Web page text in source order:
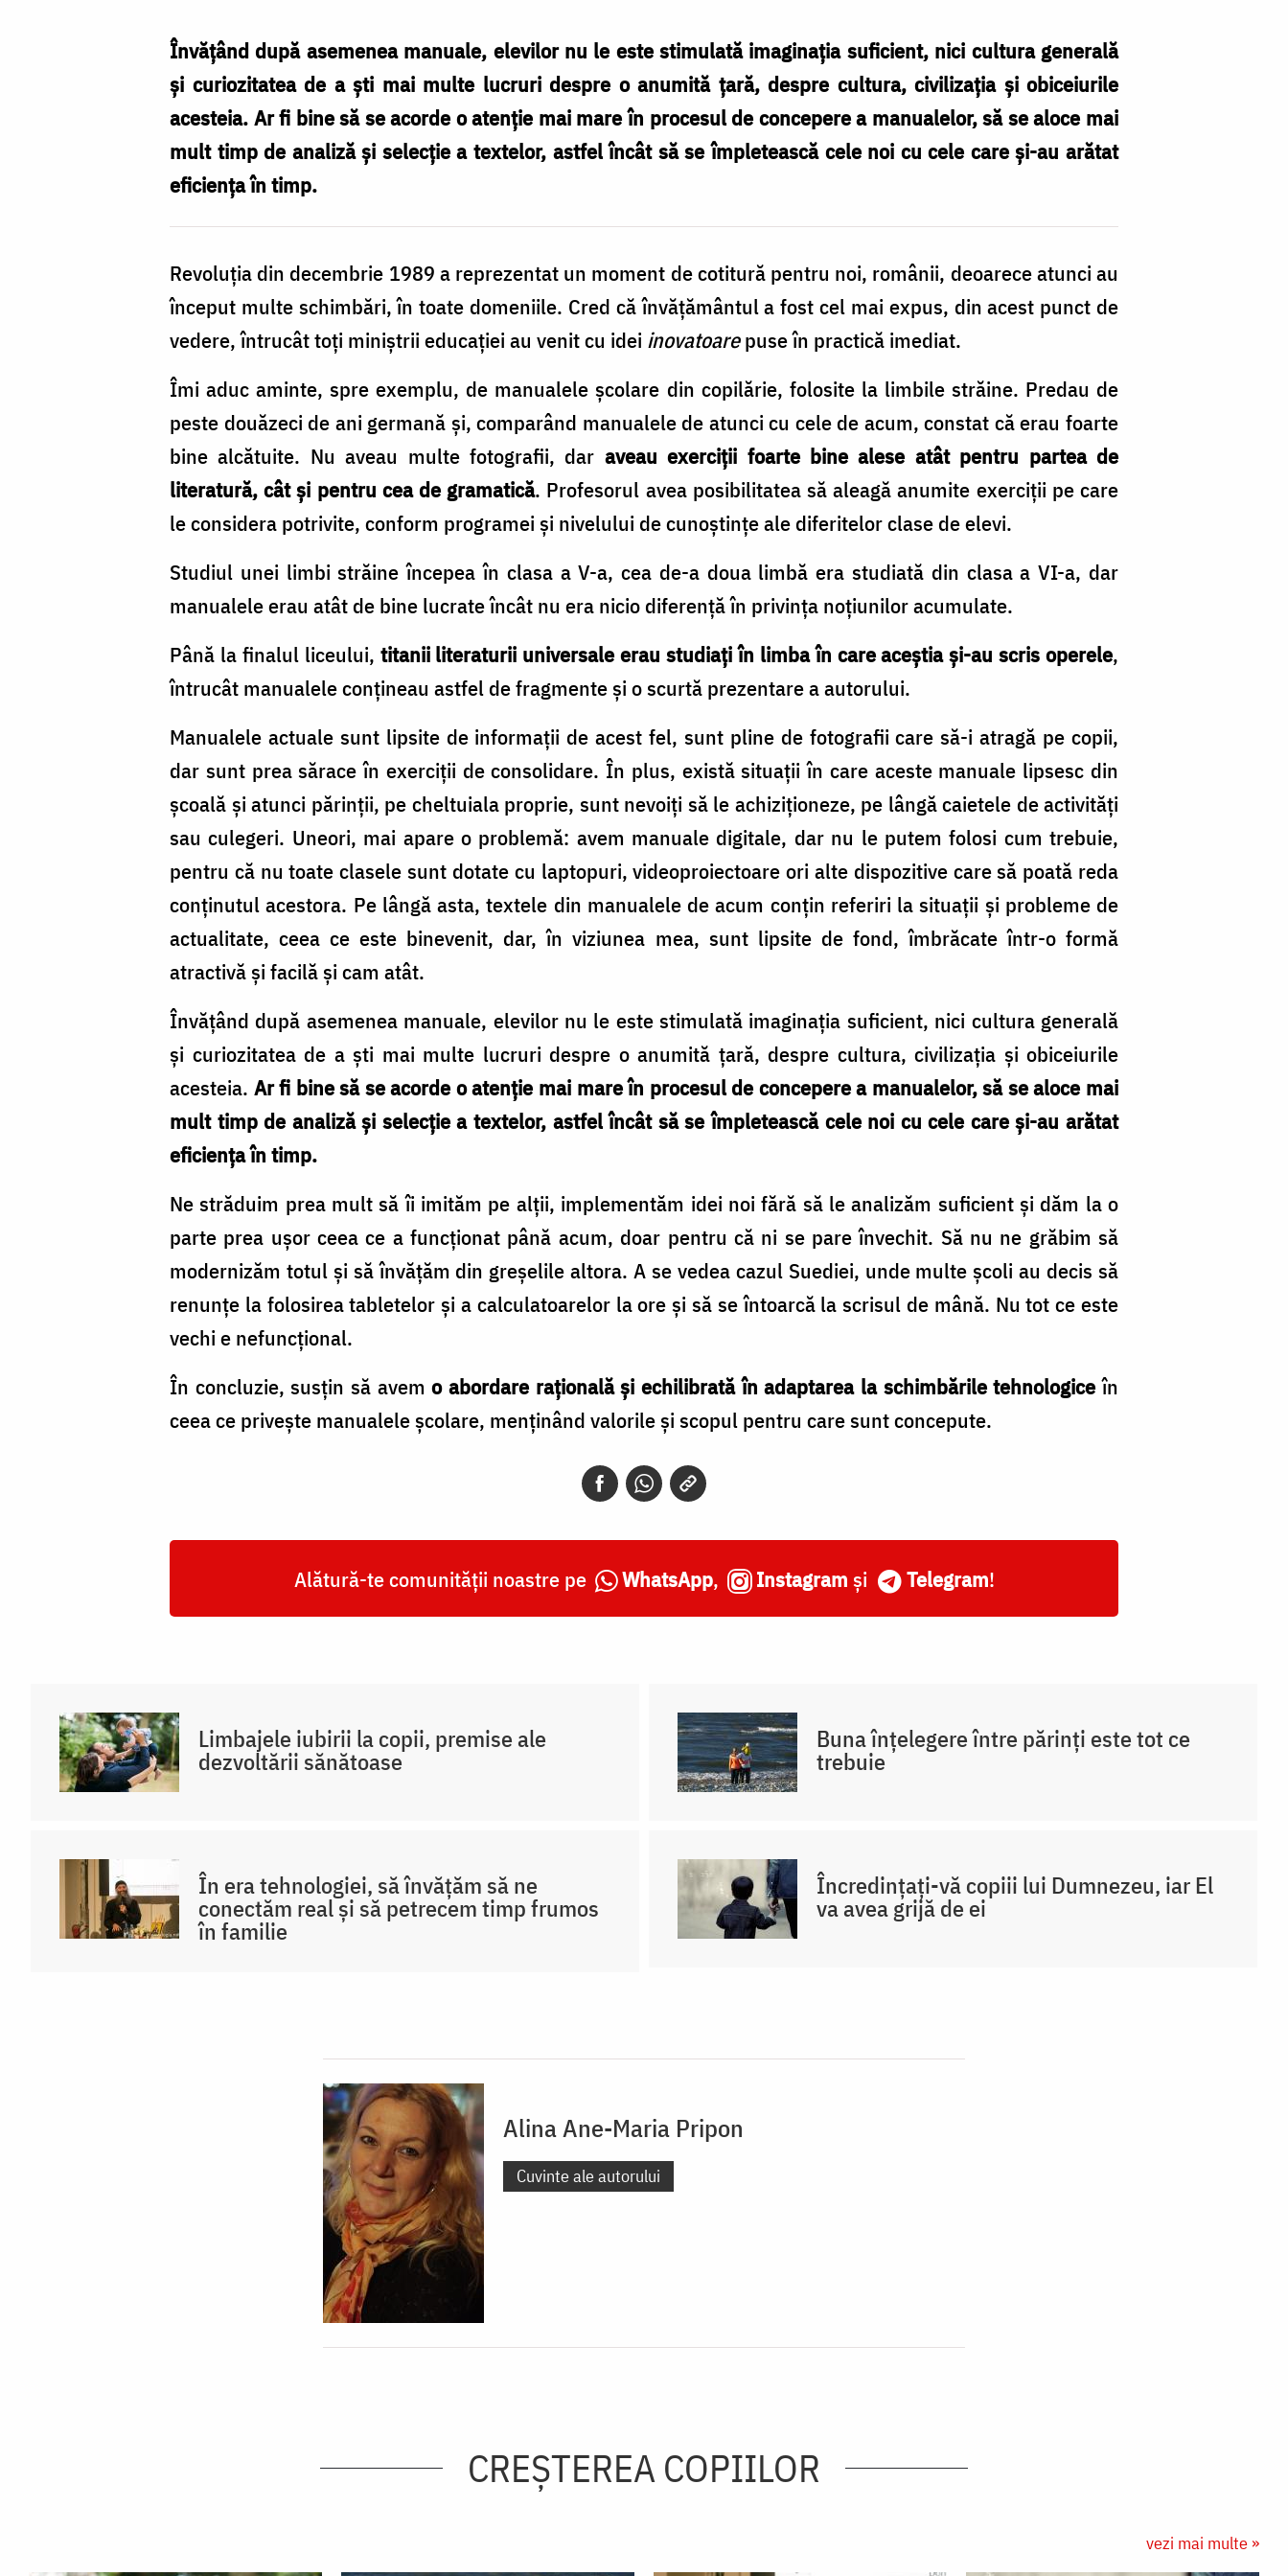
Învățând după asemenea manuale, elevilor nu le este stimulată imaginația suficient, nici cultura generală
și curiozitatea de a ști mai multe lucruri despre o anumită țară, despre cultura, civilizația și obiceiurile
acesteia. Ar fi bine să se acorde o atenție mai mare în procesul de concepere a manualelor, să se aloce mai
mult timp de analiză și selecție a textelor, astfel încât să se împletească cele noi cu cele care și-au arătat
eficiența în timp.
Revoluția din decembrie 1989 a reprezentat un moment de cotitură pentru noi, românii, deoarece atunci au
început multe schimbări, în toate domeniile. Cred că învățământul a fost cel mai expus, din acest punct de
vedere, întrucât toți miniștrii educației au venit cu idei inovatoarepuse în practică imediat.
Îmi aduc aminte, spre exemplu, de manualele școlare din copilărie, folosite la limbile străine. Predau de
peste douăzeci de ani germană și, comparând manualele de atunci cu cele de acum, constat că erau foarte
bine alcătuite. Nu aveau multe fotografii, dar aveau exerciții foarte bine alese atât pentru partea de
literatură, cât și pentru cea de gramatică. Profesorul avea posibilitatea să aleagă anumite exerciții pe care
le considera potrivite, conform programei și nivelului de cunoștințe ale diferitelor clase de elevi.
Studiul unei limbi străine începea în clasa a V-a, cea de-a doua limbă era studiată din clasa a VI-a, dar
manualele erau atât de bine lucrate încât nu era nicio diferență în privința noțiunilor acumulate.
Până la finalul liceului, titanii literaturii universale erau studiați în limba în care aceștia și-au scris operele,
întrucât manualele conțineau astfel de fragmente și o scurtă prezentare a autorului.
Manualele actuale sunt lipsite de informații de acest fel, sunt pline de fotografii care să-i atragă pe copii,
dar sunt prea sărace în exerciții de consolidare. În plus, există situații în care aceste manuale lipsesc din
școală și atunci părinții, pe cheltuiala proprie, sunt nevoiți să le achiziționeze, pe lângă caietele de activități
sau culegeri. Uneori, mai apare o problemă: avem manuale digitale, dar nu le putem folosi cum trebuie,
pentru că nu toate clasele sunt dotate cu laptopuri, videoproiectoare ori alte dispozitive care să poată reda
conținutul acestora. Pe lângă asta, textele din manualele de acum conțin referiri la situații și probleme de
actualitate, ceea ce este binevenit, dar, în viziunea mea, sunt lipsite de fond, îmbrăcate într-o formă
atractivă și facilă și cam atât.
Învățând după asemenea manuale, elevilor nu le este stimulată imaginația suficient, nici cultura generală
și curiozitatea de a ști mai multe lucruri despre o anumită țară, despre cultura, civilizația și obiceiurile
acesteia. Ar fi bine să se acorde o atenție mai mare în procesul de concepere a manualelor, să se aloce mai
mult timp de analiză și selecție a textelor, astfel încât să se împletească cele noi cu cele care și-au arătat
eficiența în timp.
Ne străduim prea mult să îi imităm pe alții, implementăm idei noi fără să le analizăm suficient și dăm la o
parte prea ușor ceea ce a funcționat până acum, doar pentru că ni se pare învechit. Să nu ne grăbim să
modernizăm totul și să învățăm din greșelile altora. A se vedea cazul Suediei, unde multe școli au decis să
renunțe la folosirea tabletelor și a calculatoarelor la ore și să se întoarcă la scrisul de mână. Nu tot ce este
vechi e nefuncțional.
În concluzie, susțin să avemo abordare rațională și echilibrată în adaptarea la schimbările tehnologice în
ceea ce privește manualele școlare, menținând valorile și scopul pentru care sunt concepute.
Alătură-te comunității noastre pe WhatsApp, Instagram și Telegram!
Limbajele iubirii la copii, premise ale
dezvoltării sănătoase
Buna înțelegere între părinți este tot ce
trebuie
În era tehnologiei, să învățăm să ne
conectăm real și să petrecem timp frumos
în familie
Încredințați-vă copiii lui Dumnezeu, iar El
va avea grijă de ei
Alina Ane-Maria Pripon
Cuvinte ale autorului
CREŞTEREA COPIILOR
vezi mai multe »